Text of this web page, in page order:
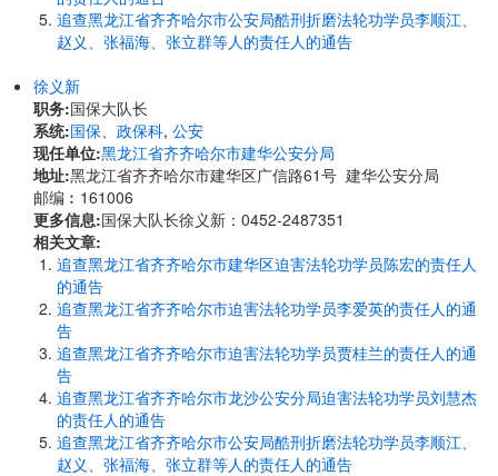
追查黑龙江省齐齐哈尔市公安局酷刑折磨法轮功学员李顺江、
赵义、张福海、张立群等人的责任人的通告
徐义新
职务:国保大队长
系统:国保、政保科, 公安
现任单位:黑龙江省齐齐哈尔市建华公安分局
地址:黑龙江省齐齐哈尔市建华区广信路61号 建华公安分局
邮编︰161006
更多信息:国保大队长徐义新：0452-2487351
相关文章:
追查黑龙江省齐齐哈尔市建华区迫害法轮功学员陈宏的责任人
的通告
追查黑龙江省齐齐哈尔市迫害法轮功学员李爱英的责任人的通
告
追查黑龙江省齐齐哈尔市迫害法轮功学员贾桂兰的责任人的通
告
追查黑龙江省齐齐哈尔市龙沙公安分局迫害法轮功学员刘慧杰
的责任人的通告
追查黑龙江省齐齐哈尔市公安局酷刑折磨法轮功学员李顺江、
赵义、张福海、张立群等人的责任人的通告